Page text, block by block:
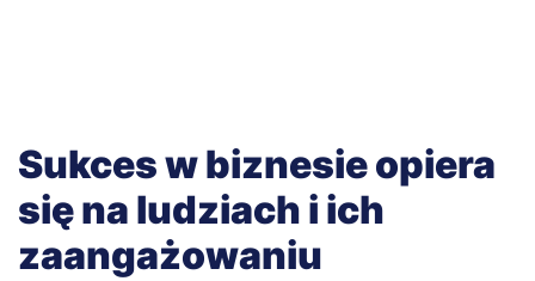
Sukces w biznesie opiera
się na ludziach i ich
zaangażowaniu